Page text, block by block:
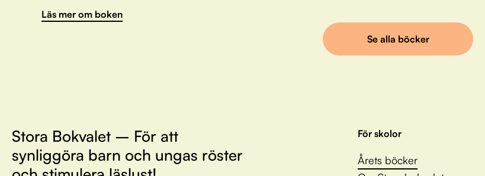
Läs mer om boken
Se alla böcker
Stora Bokvalet – För att
synliggöra barn och ungas röster
För skolor
Årets böcker